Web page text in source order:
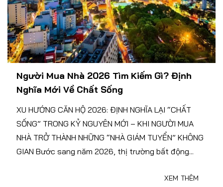
Người Mua Nhà 2026 Tìm Kiếm Gì? Định
Nghĩa Mới Về Chất Sống
XU HƯỚNG CĂN HỘ 2026: ĐỊNH NGHĨA LẠI “CHẤT
SỐNG” TRONG KỶ NGUYÊN MỚI – KHI NGƯỜI MUA
NHÀ TRỞ THÀNH NHỮNG “NHÀ GIÁM TUYỂN” KHÔNG
GIAN Bước sang năm 2026, thị trường bất động...
XEM THÊM